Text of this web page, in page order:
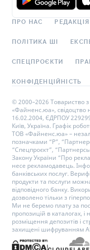
ПРО НАС РЕДАКЦІЯ
ПОЛІТИКА ШІ
СПЕЦПРОЄКТИ
КОНФІДЕНЦІЙНІСТЬ
© 2000–2026 Товариство
«Файненс.юа», свідоцтво
16.02.2004, ЄДРПОУ
Київ, Україна. Графік
ТОВ «Файненс.юа» –
позначками “Р”,
“Спецпроєкт”,
Закону України “Про
несе рекламодавець.
банківських послуг.
продукти та послуги
відповідного банку.
дозволено тільки з
Ми не беремо плату за
пропозицій в каталогах,
розміщення депозитів і
захищені шифруванням